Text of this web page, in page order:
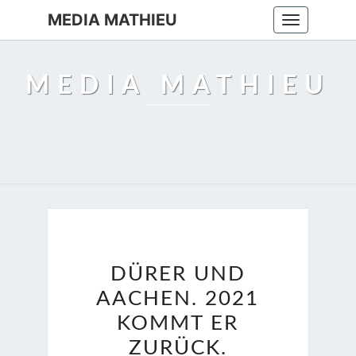
Toggle
navigation
MEDIA MATHIEU
MEDIA MATHIEU
UND
AACHEN.
2021
KOMMT
DÜRER UND
AACHEN. 2021
KOMMT ER
ZURÜCK.